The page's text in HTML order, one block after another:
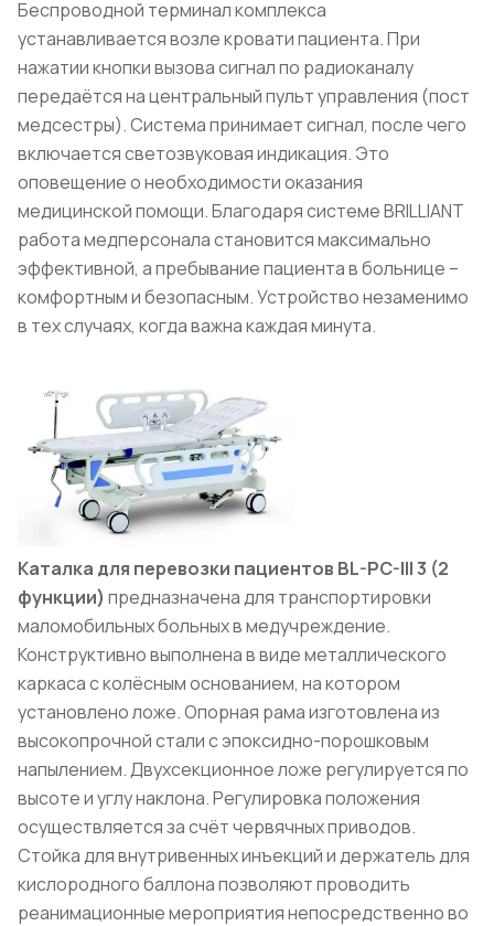
Беспроводной терминал комплекса
устанавливается возле кровати пациента. При
нажатии кнопки вызова сигнал по радиоканалу
передаётся на центральный пульт управления (пост
медсестры). Система принимает сигнал, после чего
включается светозвуковая индикация. Это
оповещение о необходимости оказания
медицинской помощи. Благодаря системе BRILLIANT
работа медперсонала становится максимально
эффективной, а пребывание пациента в больнице –
комфортным и безопасным. Устройство незаменимо
в тех случаях, когда важна каждая минута.
Каталка для перевозки пациентов BL-PC-III 3 (2
функции) предназначена для транспортировки
маломобильных больных в медучреждение.
Конструктивно выполнена в виде металлического
каркаса с колёсным основанием, на котором
установлено ложе. Опорная рама изготовлена из
высокопрочной стали с эпоксидно-порошковым
напылением. Двухсекционное ложе регулируется по
высоте и углу наклона. Регулировка положения
осуществляется за счёт червячных приводов.
Стойка для внутривенных инъекций и держатель для
кислородного баллона позволяют проводить
реанимационные мероприятия непосредственно во